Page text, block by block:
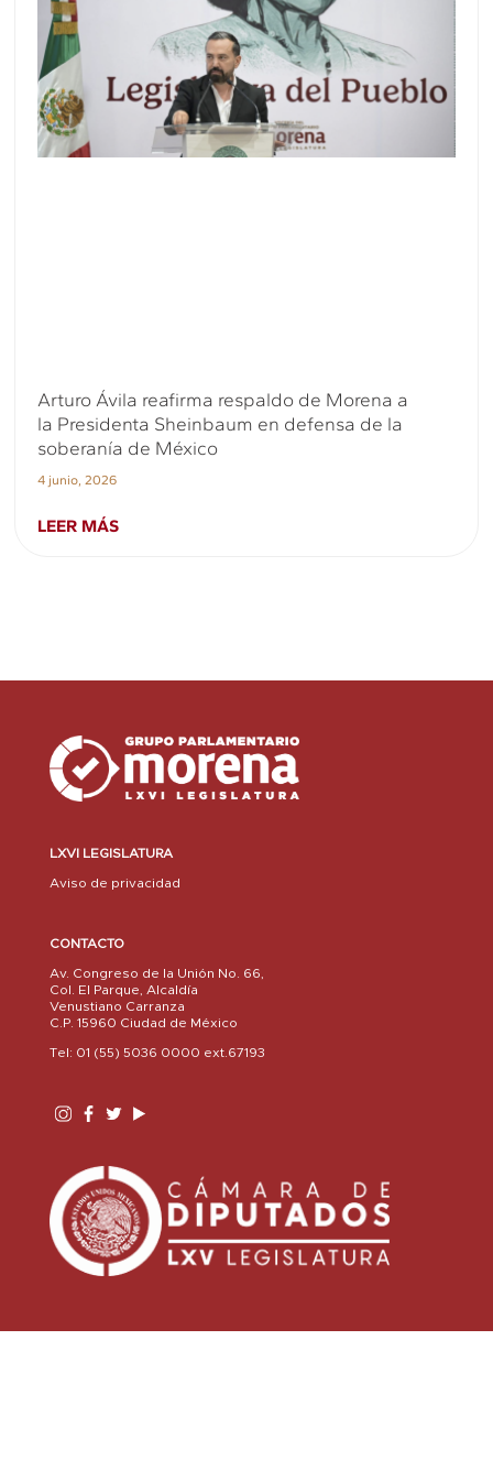
Arturo Ávila reafirma respaldo de Morena a
la Presidenta Sheinbaum en defensa de la
soberanía de México
4 junio, 2026
LEER MÁS
LXVI LEGISLATURA
Aviso de privacidad
CONTACTO
Av. Congreso de la Unión No. 66,
Col. El Parque, Alcaldía
Venustiano Carranza
C.P. 15960 Ciudad de México
Tel: 01 (55) 5036 0000 ext.67193